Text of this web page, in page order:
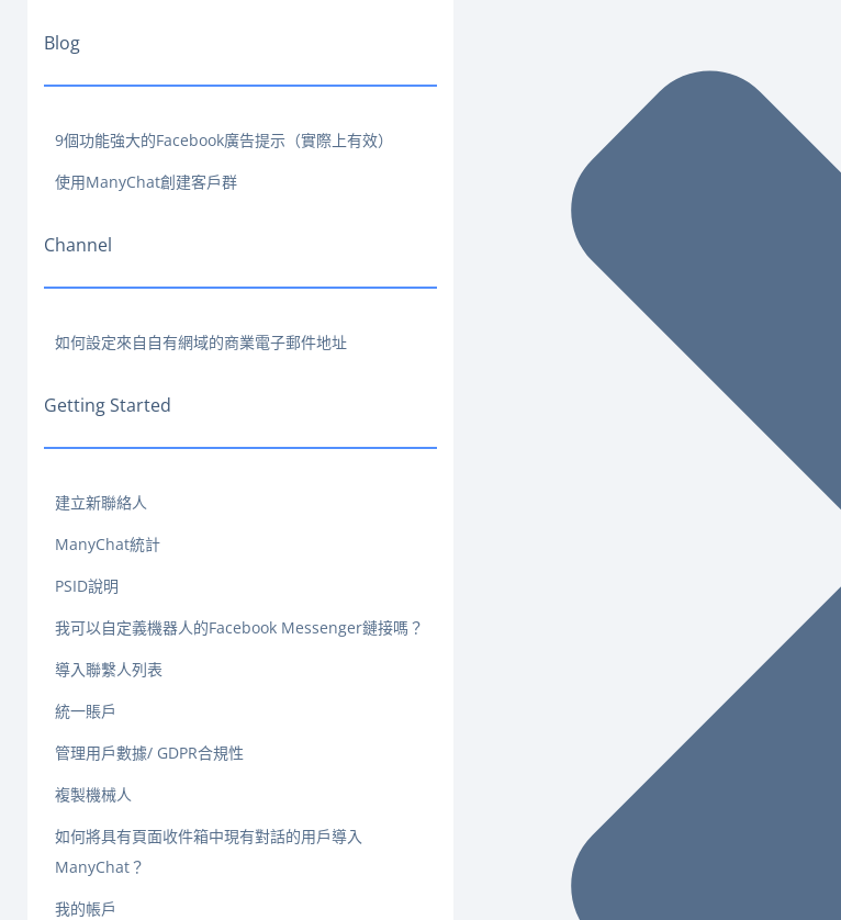
Blog
9個功能強大的Facebook廣告提示（實際上有效）
使用ManyChat創建客戶群
Channel
如何設定來自自有網域的商業電子郵件地址
Getting Started
建立新聯絡人
ManyChat統計
PSID說明
我可以自定義機器人的Facebook Messenger鏈接嗎？
導入聯繫人列表
統一賬戶
管理用戶數據/ GDPR合規性
複製機械人
如何將具有頁面收件箱中現有對話的用戶導入
ManyChat？
我的帳戶